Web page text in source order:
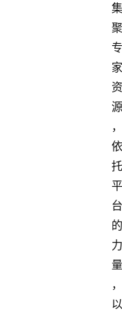
集
聚
专
家
资
源
，
依
托
平
台
的
力
量
，
以